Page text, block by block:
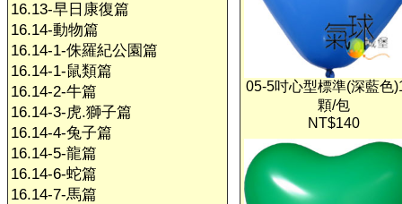
16.13-早日康復篇
16.14-動物篇
16.14-1-侏羅紀公園篇
16.14-1-鼠類篇
16.14-2-牛篇
16.14-3-虎.獅子篇
16.14-4-兔子篇
16.14-5-龍篇
16.14-6-蛇篇
16.14-7-馬篇
05-5吋心型標準(深藍色
顆/包
NT$140